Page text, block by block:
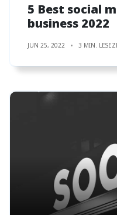
5 Best social
business 2022
JUN 25, 2022 3 MIN.